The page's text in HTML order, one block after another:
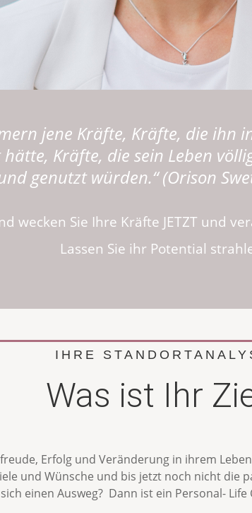
jene Kräfte, Kräfte, die ihn
Kräfte, die sein Leben
genutzt würden.“ (Orison
wecken Sie Ihre Kräfte JETZT und
Lassen Sie ihr Potential
IHRE
Was ist Ihr
Erfolg und Veränderung in ihrem
und Wünsche und bis jetzt noch nicht die
einen Ausweg? Dann ist ein Personal- Life